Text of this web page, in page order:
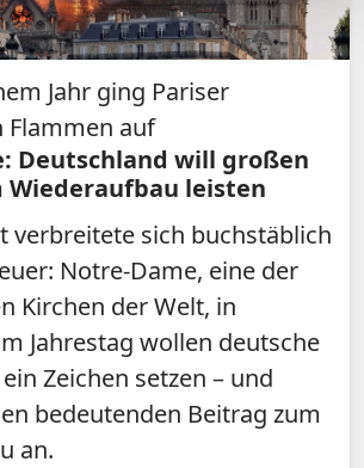
Jahr ging Pariser
Flammen auf
Deutschland will großen
Wiederaufbau leisten
verbreitete sich buchstäblich
Notre-Dame, eine der
Kirchen der Welt, in
Jahrestag wollen deutsche
Zeichen setzen – und
bedeutenden Beitrag zum
an.